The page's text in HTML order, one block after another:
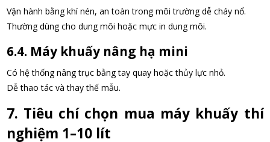
Vận hành bằng khí nén, an toàn trong môi trường dễ cháy nổ.
Thường dùng cho dung môi hoặc mực in dung môi.
6.4. Máy khuấy nâng hạ mini
Có hệ thống nâng trục bằng tay quay hoặc thủy lực nhỏ.
Dễ thao tác và thay thế mẫu.
7. Tiêu chí chọn mua máy khuấy thí
nghiệm 1–10 lít